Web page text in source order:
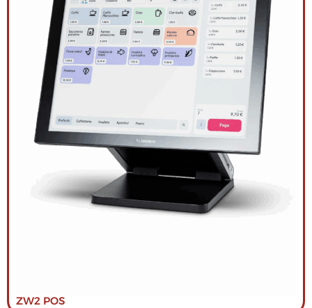
ZW2 POS